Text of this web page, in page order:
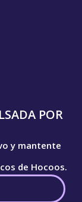
POR
y mantente
de Hocoos.